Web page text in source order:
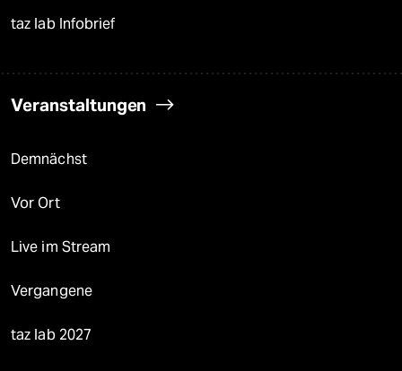
taz lab Infobrief
Veranstaltungen
Demnächst
Vor Ort
Live im Stream
Vergangene
taz lab 2027